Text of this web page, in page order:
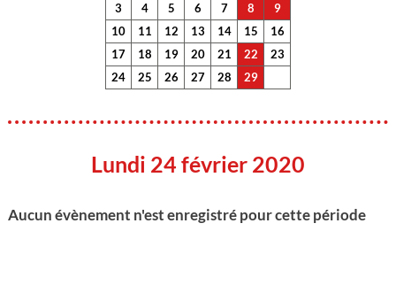
3
4 5 6 7 8
9
10
11 12 13 14 15
16
17
18 19 20 21 22
23
24
25 26 27 28 29
Lundi 24 février 2020
Aucun évènement n'est enregistré pour cette période